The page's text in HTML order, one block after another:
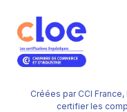
Créées par CCI
certifier les